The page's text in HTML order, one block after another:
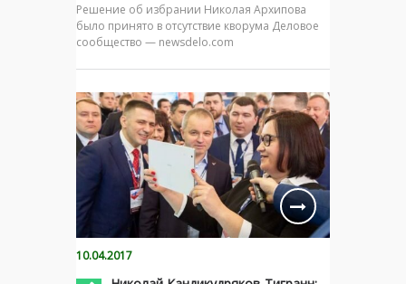
Решение об избрании Николая Архипова
было принято в отсутствие кворума Деловое
сообщество — newsdelo.com
10.04.2017